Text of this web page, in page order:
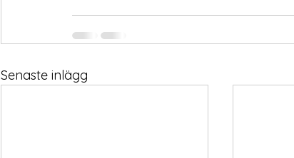
Senaste inlägg